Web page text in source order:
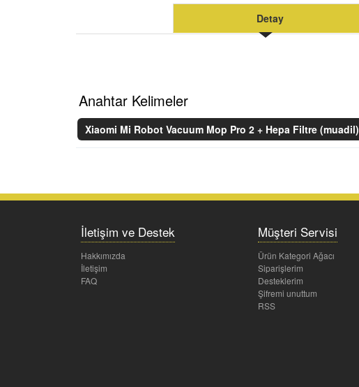
Detay
Anahtar Kelimeler
Xiaomi Mi Robot Vacuum Mop Pro 2 + Hepa Filtre (muadil)
İletişim ve Destek
Hakkımızda
İletişim
FAQ
Müşteri Servisi
Ürün Kategori Ağacı
Siparişlerim
Desteklerim
Şifremi unuttum
RSS